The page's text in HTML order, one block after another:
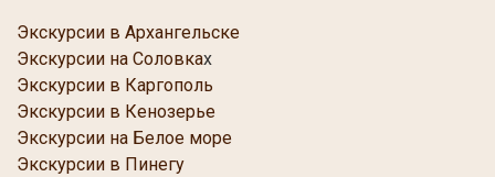
Экскурсии в Архангельске
Экскурсии на Соловках
Экскурсии в Каргополь
Экскурсии в Кенозерье
Экскурсии на Белое море
Экскурсии в Пинегу